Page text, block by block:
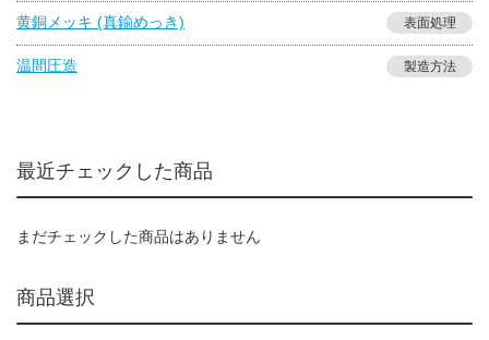
黄銅メッキ (真鍮めっき) 表面処理
温間圧造 製造方法
最近チェックした商品
まだチェックした商品はありません
商品選択